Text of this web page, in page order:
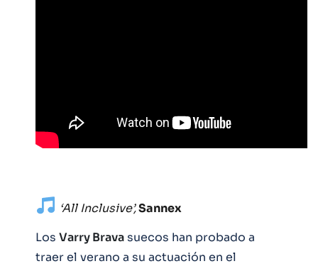
‘All Inclusive’,Sannex
Los Varry Bravasuecos han probado a
traer el verano a su actuación en el